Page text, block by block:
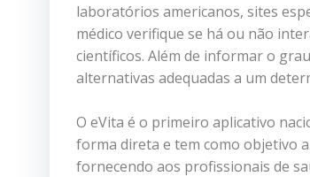
laboratórios americanos, sites
médico verifique se há ou não
científicos. Além de informar o
alternativas adequadas a um
O eVita é o primeiro aplicativo
forma direta e tem como objetivo
fornecendo aos profissionais de